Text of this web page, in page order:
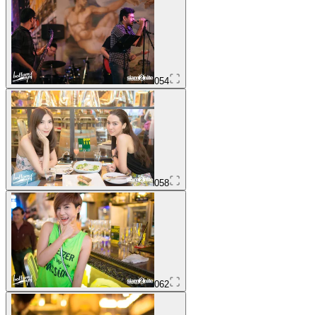
054
058
062